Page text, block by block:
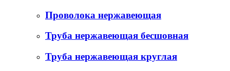
Проволока нержавеющая
Труба нержавеющая бесшовная
Труба нержавеющая круглая